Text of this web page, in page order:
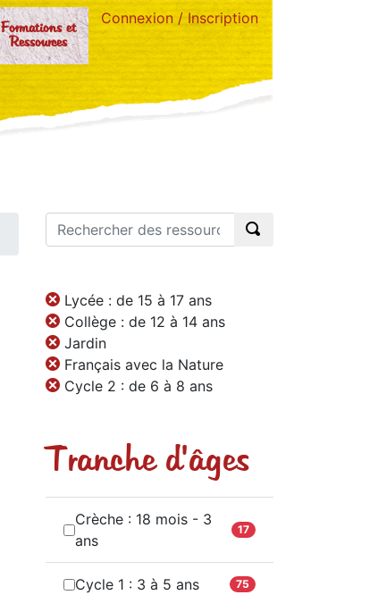
Formations et
Ressources
Connexion / Inscription
Lycée : de 15 à 17 ans
Collège : de 12 à 14 ans
Jardin
Français avec la Nature
Cycle 2 : de 6 à 8 ans
Tranche d'âges
Crèche : 18 mois - 3
ans
17
Cycle 1 : 3 à 5 ans 75